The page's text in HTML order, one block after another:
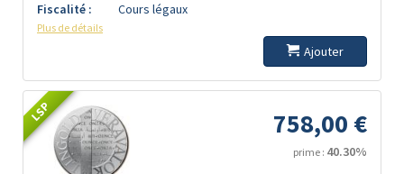
Fiscalité :
Cours légaux
Plus de détails
Ajouter
LSP 758,00 €
prime : 40.30%